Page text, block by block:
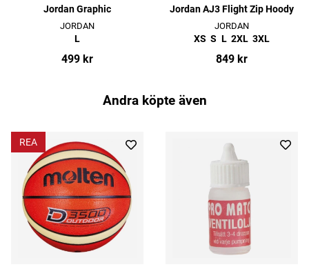
Jordan Graphic
JORDAN
L
499 kr
Jordan AJ3 Flight Zip Hoody
JORDAN
XS S L 2XL 3XL
849 kr
Andra köpte även
REA